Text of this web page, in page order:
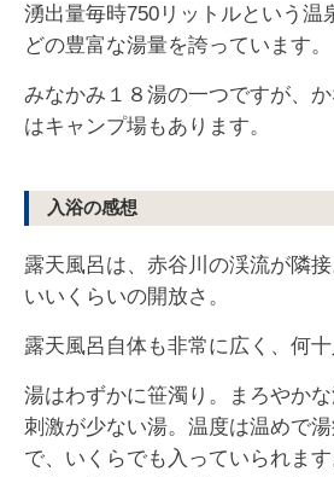
湧出量毎時750リットルという温
どの豊富な湯量を誇っています。
みなかみ１８湯の一つですが、
はキャンプ場もあります。
入浴の感想
露天風呂は、赤谷川の渓流が隣
いいくらいの開放さ。
露天風呂自体も非常に広く、何十
湯はわずかに笹濁り。まろやか
刺激が少ない湯。温度は温めで
で、いくらでも入っていられま